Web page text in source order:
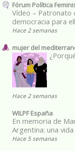
Fórum Política
Vídeo – Patronato
democracia para
Hace 2 semanas
mujer del
Hace 2 semanas
WILPF España
En memoria de
Argentina: una
Hace 5 semanas